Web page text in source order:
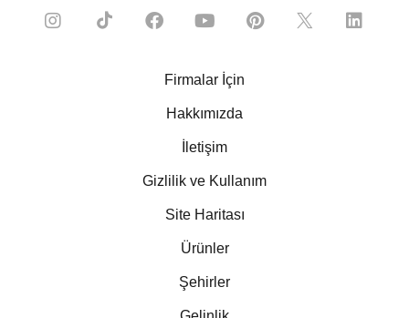
Firmalar İçin
Hakkımızda
İletişim
Gizlilik ve Kullanım
Site Haritası
Ürünler
Şehirler